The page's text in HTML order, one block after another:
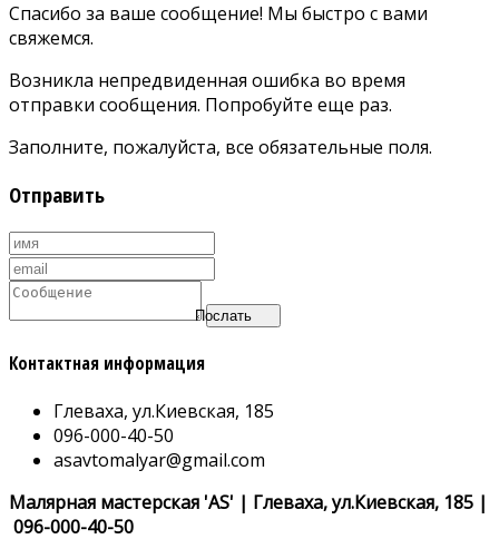
Спасибо за ваше сообщение! Мы быстро с вами
свяжемся.
Возникла непредвиденная ошибка во время
отправки сообщения. Попробуйте еще раз.
Заполните, пожалуйста, все обязательные поля.
Отправить
Послать
Контактная информация
Глеваха, ул.Киевская, 185
096-000-40-50
asavtomalyar@gmail.com
Малярная мастерская 'AS' | Глеваха, ул.Киевская, 185 |
096-000-40-50